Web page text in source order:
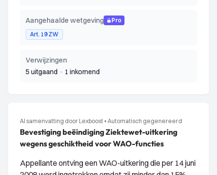
Aangehaalde wetgeving
Pro
Art. 19 ZW
Verwijzingen
5 uitgaand · 1 inkomend
AI samenvatting door Lexboost • Automatisch gegenereerd
Bevestiging beëindiging Ziektewet-uitkering
wegens geschiktheid voor WAO-functies
Appellante ontving een WAO-uitkering die per 14 juni